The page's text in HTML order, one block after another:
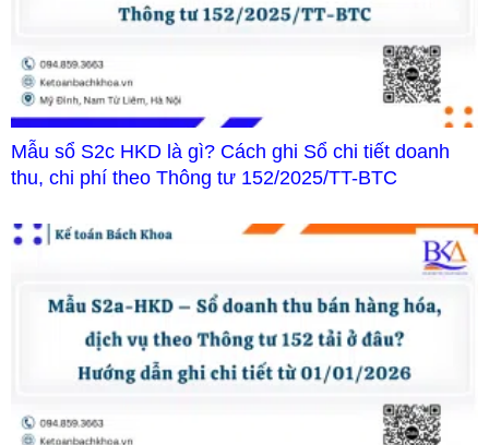
Mẫu sổ S2c HKD là gì? Cách ghi Sổ chi tiết doanh
thu, chi phí theo Thông tư 152/2025/TT-BTC